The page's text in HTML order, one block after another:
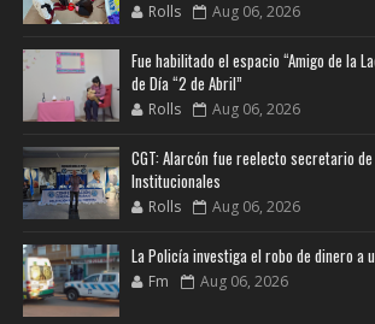
Rolls Aug 06, 2026
Fue habilitado el espacio “Amigo de la
de Día “2 de Abril”
Rolls Aug 06, 2026
CGT: Alarcón fue reelecto secretario
Institucionales
Rolls Aug 06, 2026
La Policía investiga el robo de dinero a
Fm Aug 06, 2026